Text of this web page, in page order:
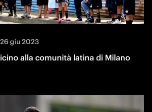
26 giu 2023
alla comunità latina di Milano